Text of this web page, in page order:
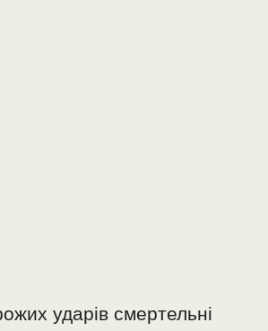
ударів смертельні